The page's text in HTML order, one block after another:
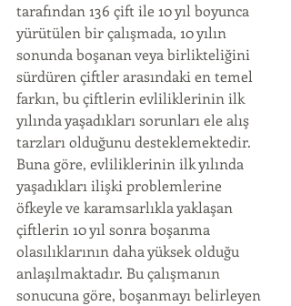
tarafından 136 çift ile 10 yıl boyunca
yürütülen bir çalışmada, 10 yılın
sonunda boşanan veya birlikteliğini
sürdüren çiftler arasındaki en temel
farkın, bu çiftlerin evliliklerinin ilk
yılında yaşadıkları sorunları ele alış
tarzları olduğunu desteklemektedir.
Buna göre, evliliklerinin ilk yılında
yaşadıkları ilişki problemlerine
öfkeyle ve karamsarlıkla yaklaşan
çiftlerin 10 yıl sonra boşanma
olasılıklarının daha yüksek olduğu
anlaşılmaktadır. Bu çalışmanın
sonucuna göre, boşanmayı belirleyen